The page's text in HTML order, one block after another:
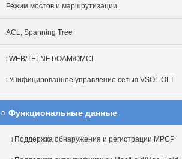
Режим мостов и маршрутизации.
ACL, Spanning Tree
lWEB/TELNET/OAM/OMCI
lУнифицированное управление сетью VSOL OLT
○Функциональные данные
l Поддержка обнаружения и регистрации MPCP